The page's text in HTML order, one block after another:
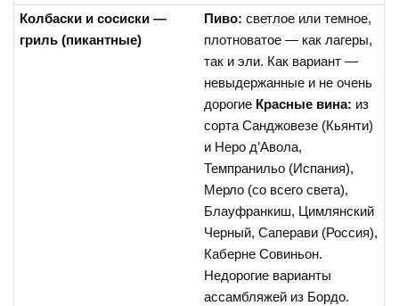
Колбаски и сосиски —
гриль (пикантные)
Пиво: светлое или темное,
плотноватое — как лагеры,
так и эли. Как вариант —
невыдержанные и не очень
дорогие Красные вина: из
сорта Санджовезе (Кьянти)
и Неро д’Авола,
Темпранильо (Испания),
Мерло (со всего света),
Блауфранкиш, Цимлянский
Черный, Саперави (Россия),
Каберне Совиньон.
Недорогие варианты
ассамбляжей из Бордо.